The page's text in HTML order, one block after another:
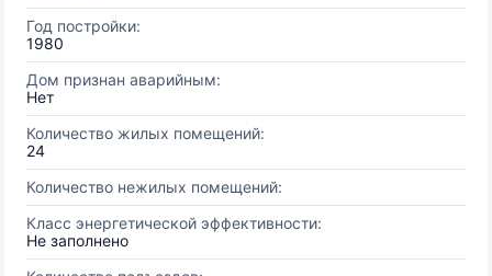
Год постройки:
1980
Дом признан аварийным:
Нет
Количество жилых помещений:
24
Количество нежилых помещений:
Класс энергетической эффективности:
Не заполнено